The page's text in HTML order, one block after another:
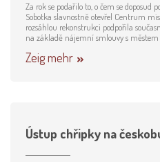
Za rok se podařilo to, o čem se doposud
Sobotka slavnostně otevřel Centrum
rozsáhlou rekonstrukci podpořila
na základě nájemní smlouvy s městem
Zeig mehr
Ústup chřipky na